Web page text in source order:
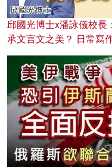
邱國光博士x潘詠儀校長
承文言文之美？ 日常寫